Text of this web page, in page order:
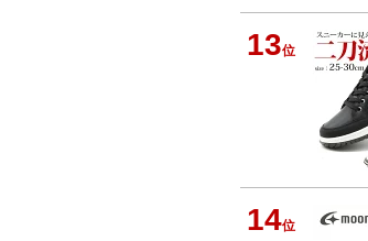
13位
14位